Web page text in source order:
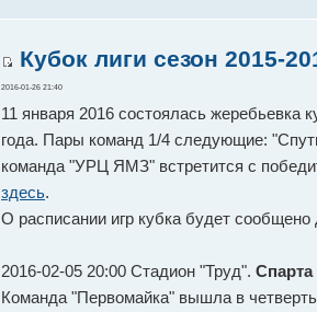
Кубок лиги сезон 2015-
2016-01-26 21:40
11 января 2016 состоялась жеребьевка
года. Пары команд 1/4 следующие:
команда "УРЦ ЯМЗ" встретится с
здесь.
О расписании игр кубка будет сообщено
2016-02-05 20:00 Стадион "Труд".
Команда "Первомайка" вышла в